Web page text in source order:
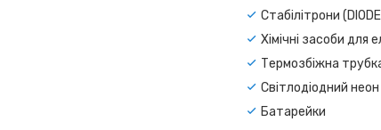
Стабілітрони
Хімічні засоби для
Термозбіжна
Світлодіодний неон
Батарейки